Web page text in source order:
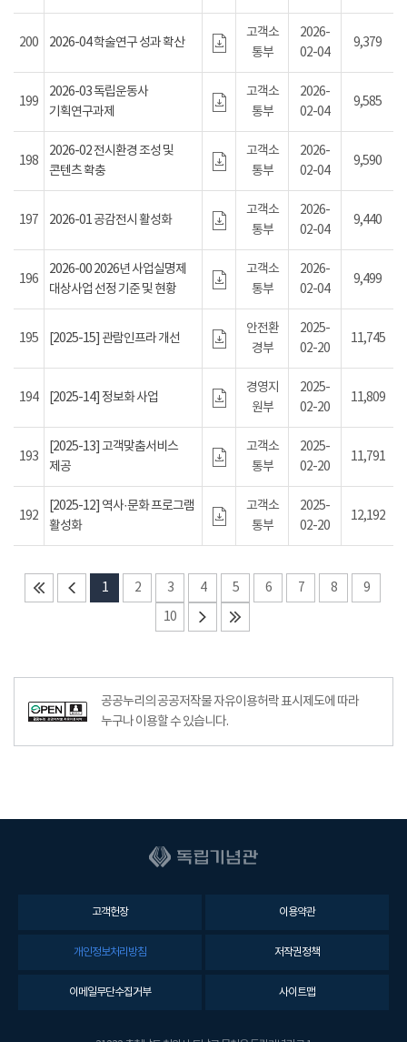
200 2026-04 학술연구 성과 확산
고객소
통부
2026-
02-04
9,379
199
2026-03 독립운동사
기획연구과제
고객소
통부
2026-
02-04
9,585
198
2026-02 전시환경 조성 및
콘텐츠 확충
고객소
통부
2026-
02-04
9,590
197 2026-01 공감전시 활성화
고객소
통부
2026-
02-04
9,440
196
2026-00 2026년 사업실명제
대상사업 선정 기준 및 현황
고객소
통부
2026-
02-04
9,499
195 [2025-15] 관람인프라 개선
안전환
경부
2025-
02-20
11,745
194 [2025-14] 정보화 사업
경영지
원부
2025-
02-20
11,809
193
[2025-13] 고객맞춤서비스
제공
고객소
통부
2025-
02-20
11,791
192
[2025-12] 역사·문화 프로그램
활성화
고객소
통부
2025-
02-20
12,192
1 2 3 4 5 6 7 8
9
10
공공누리의 공공저작물 자유이용허락 표시제도에 따라
누구나 이용할 수 있습니다.
고객헌장 이용약관
개인정보처리방침 저작권정책
이메일무단수집거부 사이트맵